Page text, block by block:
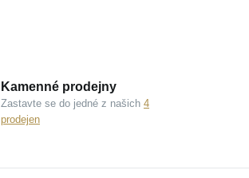
Kamenné prodejny
Zastavte se do jedné z našich 4
prodejen